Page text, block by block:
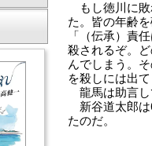
もし徳川に敗
た。皆の年齢
「（伝承）責
殺されるぞ。
んでしまう。
を殺しには出て
龍馬は助言し
新谷道太郎は
たのだ。